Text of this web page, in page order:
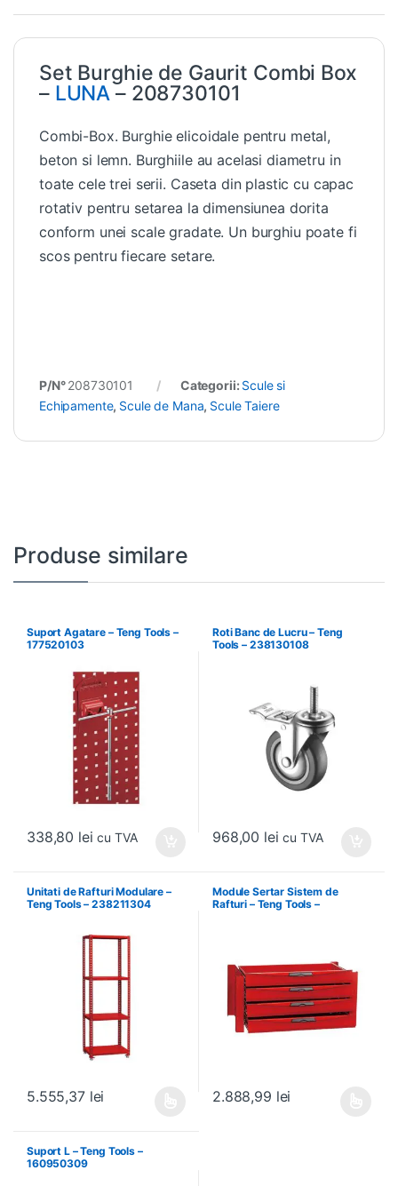
Set Burghie de Gaurit Combi Box
– LUNA – 208730101
Combi-Box. Burghie elicoidale pentru metal,
beton si lemn. Burghiile au acelasi diametru in
toate cele trei serii. Caseta din plastic cu capac
rotativ pentru setarea la dimensiunea dorita
conform unei scale gradate. Un burghiu poate fi
scos pentru fiecare setare.
P/N°208730101 Categorii: Scule si
Echipamente, Scule de Mana, Scule Taiere
Produse similare
Suport Agatare – Teng Tools –
177520103
338,80 lei cu TVA
Roti Banc de Lucru – Teng
Tools – 238130108
968,00 lei cu TVA
Unitati de Rafturi Modulare –
Teng Tools – 238211304
5.555,37 lei
Module Sertar Sistem de
Rafturi – Teng Tools –
2.888,99 lei
Suport L – Teng Tools –
160950309